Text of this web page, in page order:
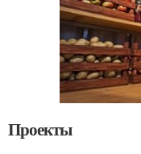
Проекты